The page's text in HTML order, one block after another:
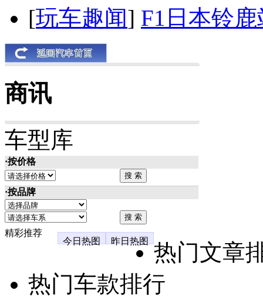
[玩车趣闻] F1日本铃
商讯
车型库
·按价格
·按品牌
精彩推荐
今日热图
昨日热图
热门文章
热门车款排行